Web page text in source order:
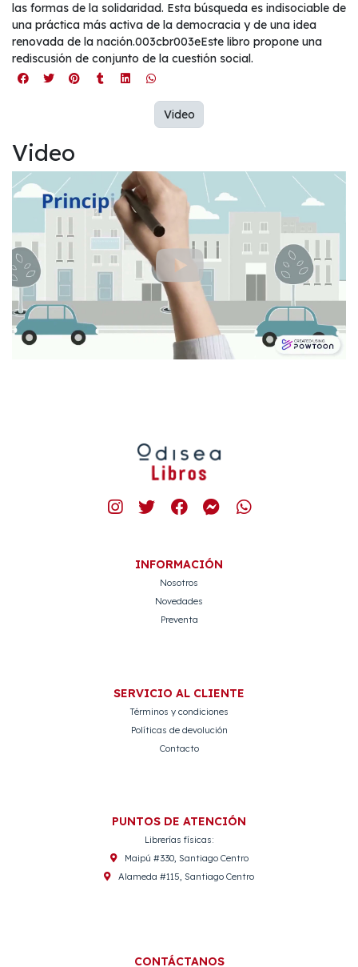
las formas de la solidaridad. Esta búsqueda es indisociable de
una práctica más activa de la democracia y de una idea
renovada de la nación.003cbr003eEste libro propone una
rediscusión de conjunto de la cuestión social.
Video
Video
INFORMACIÓN
Nosotros
Novedades
Preventa
SERVICIO AL CLIENTE
Términos y condiciones
Políticas de devolución
Contacto
PUNTOS DE ATENCIÓN
Librerías físicas:
Maipú #330, Santiago Centro
Alameda #115, Santiago Centro
CONTÁCTANOS